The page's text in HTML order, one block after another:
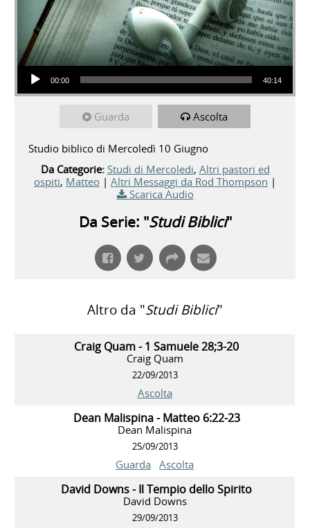
Audio Player
00:00 40:14
Guarda Ascolta
Studio biblico di Mercoledì 10 Giugno
Da Categorie: Studi di Mercoledi, Altri pastori ed
ospiti, Matteo | Altri Messaggi da Rod Thompson |
Scarica Audio
Da Serie: "Studi Biblici"
Altro da "Studi Biblici"
Craig Quam - 1 Samuele 28;3-20
Craig Quam
22/09/2013
Ascolta
Dean Malispina - Matteo 6:22-23
Dean Malispina
25/09/2013
Guarda Ascolta
David Downs - Il Tempio dello Spirito
David Downs
29/09/2013